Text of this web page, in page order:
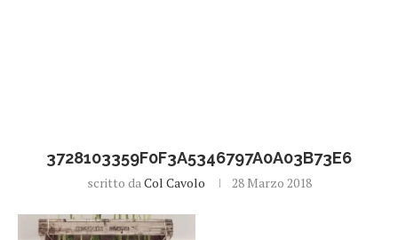
3728103359F0F3A5346797A0A03B73E6
scritto daCol Cavolo 28 Marzo 2018